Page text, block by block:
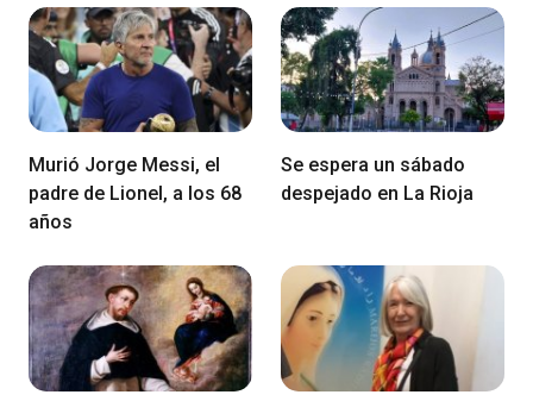
Murió Jorge Messi, el
padre de Lionel, a los 68
años
Se espera un sábado
despejado en La Rioja